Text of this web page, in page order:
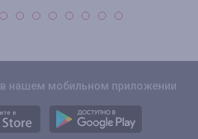
в нашем мобильном приложении